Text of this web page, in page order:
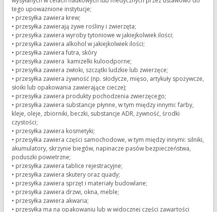
tego upoważnione instytucje;
• przesyłka zawiera krew;
• przesyłka zawierają żywe rośliny i zwierzęta;
• przesyłka zawiera wyroby tytoniowe w jakiejkolwiek ilości;
• przesyłka zawiera alkohol w jakiejkolwiek ilości;
• przesyłka zawiera futra, skóry
• przesyłka zawiera kamizelki kuloodporne;
• przesyłka zawiera zwłoki, szczątki ludzkie lub zwierzęce;
• przesyłka zawiera żywność (np. słodycze, mięso, artykuły spożywcze,
słoiki lub opakowania zawierające ciecze);
• przesyłka zawiera produkty pochodzenia zwierzęcego;
• przesyłka zawiera substancje płynne, w tym między innymi: farby,
kleje, oleje, zbiorniki, beczki, substancje ADR, żywność, środki
czystości;
• przesyłka zawiera kosmetyki;
• przesyłka zawiera części samochodowe, w tym między innymi: silniki,
akumulatory, skrzynie biegów, napinacze pasów bezpieczeństwa,
poduszki powietrzne;
• przesyłka zawiera tablice rejestracyjne;
• przesyłka zawiera skutery oraz quady;
• przesyłka zawiera sprzęt i materiały budowlane;
• przesyłka zawiera drzwi, okna, meble;
• przesyłka zawiera akwaria;
• przesyłka ma na opakowaniu lub w widocznej części zawartości